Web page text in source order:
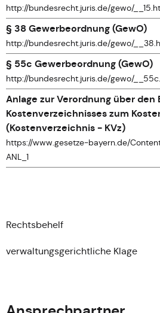
http://bundesrecht.juris.de/gewo/
§ 38 Gewerbeordnung (GewO)
http://bundesrecht.juris.de/gewo/
§ 55c Gewerbeordnung (GewO)
http://bundesrecht.juris.de/gewo/
Anlage zur Verordnung über den
Kostenverzeichnisses zum
(Kostenverzeichnis - KVz)
https://www.gesetze-bayern.de/
ANL_1
Rechtsbehelf
verwaltungsgerichtliche Klage